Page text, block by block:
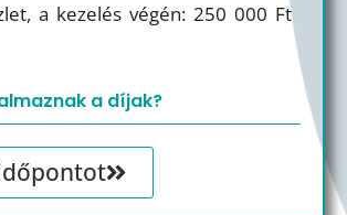
a kezelés végén: 250 000 Ft
a díjak?